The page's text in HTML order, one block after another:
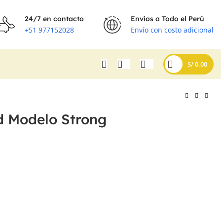
24/7 en contacto
+51 977152028
Envíos a Todo el Perú
Envío con costo adicional
S/0.00
Modelo Strong